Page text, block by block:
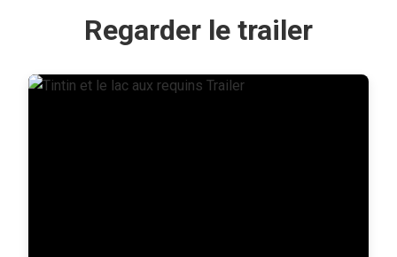
Regarder le trailer